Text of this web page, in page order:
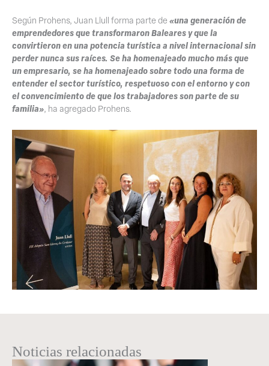
Según Prohens, Juan Llull forma parte de «una generación de
emprendedores que transformaron Baleares y que la
convirtieron en una potencia turística a nivel internacional sin
perder nunca sus raíces. Se ha homenajeado mucho más que
un empresario, se ha homenajeado sobre todo una forma de
entender el sector turístico, respetuoso con el entorno y con
el convencimiento de que los trabajadores son parte de su
familia», ha agregado Prohens.
Noticias relacionadas